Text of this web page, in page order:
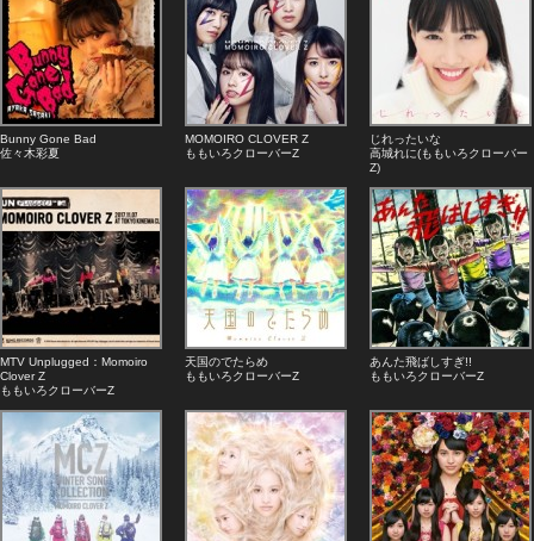
Bunny Gone Bad
佐々木彩夏
MOMOIRO CLOVER Z
ももいろクローバーZ
じれったいな
高城れに(ももいろクローバー
Z)
MTV Unplugged：Momoiro
Clover Z
ももいろクローバーZ
天国のでたらめ
ももいろクローバーZ
あんた飛ばしすぎ!!
ももいろクローバーZ